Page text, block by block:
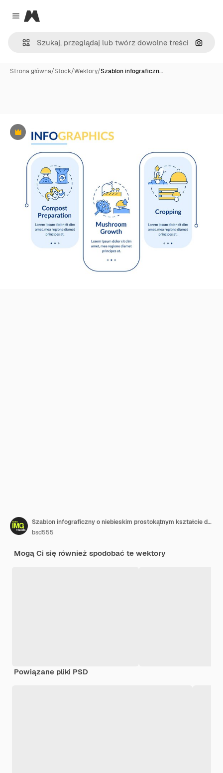
Close menu
Magnific
Szukaj
Strona główna/Stock/Wektory/Szablon infograficzn…
Premium
Szablon infograficzny o niebieskim prostokątnym kształcie dla hodowli grzybów w pomieszczeniach
bsd555
Mogą Ci się również spodobać te wektory
Powiązane pliki PSD